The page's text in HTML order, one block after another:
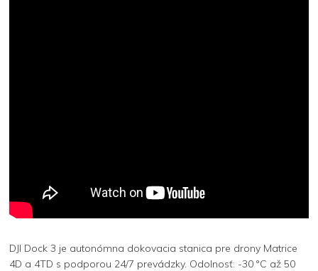
DJI Dock 3 je autonómna dokovacia stanica pre drony Matrice
4D a 4TD s podporou 24/7 prevádzky. Odolnosť: -30 °C až 50